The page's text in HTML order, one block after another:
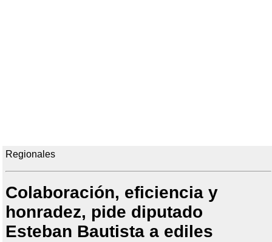
Regionales
Colaboración, eficiencia y
honradez, pide diputado
Esteban Bautista a ediles